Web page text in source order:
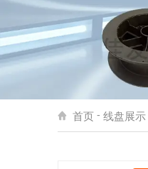
首页 -线盘展示